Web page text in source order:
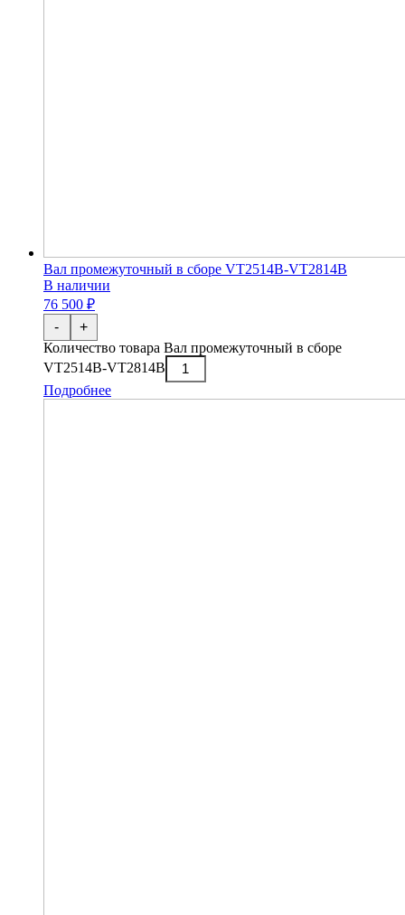
Вал промежуточный в сборе VT2514B-VT2814B
В наличии
76 500 ₽
-
Количество товара Вал промежуточный в сборе
VT2514B-VT2814B
+
Подробнее